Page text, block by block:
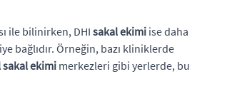
ile bilinirken, DHI sakal ekimi ise daha
bağlıdır. Örneğin, bazı kliniklerde
ekimi merkezleri gibi yerlerde, bu